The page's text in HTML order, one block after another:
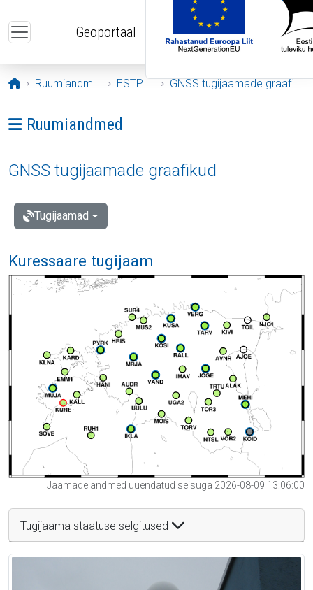
Geoportaal
Avaleht
Ruumiandmed ESTPOS GNSS tugijaamade graafikud
Ava menüü: Ruumiandmed
Ruumiandmed
GNSS tugijaamade graafikud
Tugijaamad
Kuressaare tugijaam
Jaamade andmed uuendatud seisuga 2026-08-09 13:06:00
Tugijaama staatuse selgitused